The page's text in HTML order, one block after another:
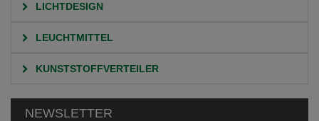
LICHTDESIGN
LEUCHTMITTEL
KUNSTSTOFFVERTEILER
NEWSLETTER